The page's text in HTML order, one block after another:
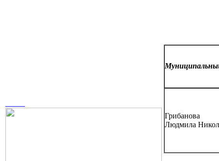
Грибанова
Людмила